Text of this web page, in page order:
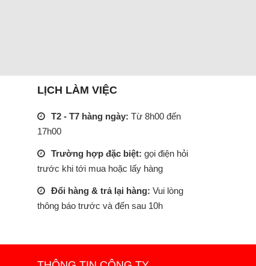
LỊCH LÀM VIỆC
T2 - T7 hàng ngày: Từ 8h00 đến
17h00
Trường hợp đặc biệt: gọi điện hỏi
trước khi tới mua hoặc lấy hàng
Đổi hàng & trả lại hàng: Vui lòng
thông báo trước và đến sau 10h